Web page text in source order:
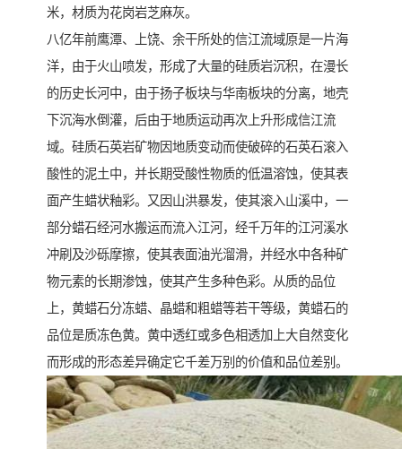
米，材质为花岗岩芝麻灰。
八亿年前鹰潭、上饶、余干所处的信江流域原是一片海
洋，由于火山喷发，形成了大量的硅质岩沉积，在漫长
的历史长河中，由于扬子板块与华南板块的分离，地壳
下沉海水倒灌，后由于地质运动再次上升形成信江流
域。硅质石英岩矿物因地质变动而使破碎的石英石滚入
酸性的泥土中，并长期受酸性物质的低温溶蚀，使其表
面产生蜡状釉彩。又因山洪暴发，使其滚入山溪中，一
部分蜡石经河水搬运而流入江河，经千万年的江河溪水
冲刷及沙砾摩擦，使其表面油光溜滑，并经水中各种矿
物元素的长期渗蚀，使其产生多种色彩。从质的品位
上，黄蜡石分冻蜡、晶蜡和粗蜡等若干等级，黄蜡石的
品位是质冻色黄。黄中透红或多色相透加上大自然变化
而形成的形态差异确定它千差万别的价值和品位差别。